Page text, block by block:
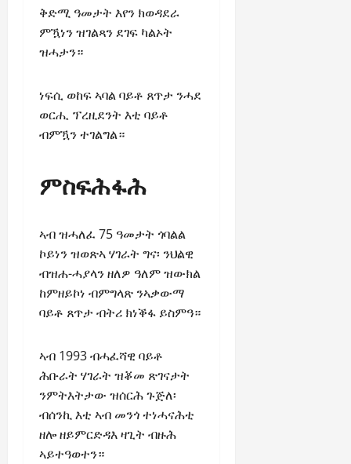
ቅድሚ ዓመታት እየን ክወዳደራ
ምዃነን ዝገልጻን ደገፍ ካልኦት
ዝሓታን።
ነፍሲ ወከፍ ኣባል ባይቶ ጸጥታ ንሓደ
ወርሒ ፕረዚደንት እቲ ባይቶ
ብምዃን ተገልግል።
ምስፍሕፋሕ
ኣብ ዝሓለፈ 75 ዓመታት ጎባልል
ኮይነን ዝወጽኣ ሃገራት ግና፡ ንህልዊ
ብዝሐ-ሓያላን ዘለዎ ዓለም ዝውክል
ከምዘይኮነ ብምግላጽ ንኣቃውማ
ባይቶ ጸጥታ ብትሪ ክነቕፋ ይስምዓ።
ኣብ 1993 ብሓፈሻዊ ባይቶ
ሕቡራት ሃገራት ዝቖመ ጽገናታት
ንምትእትታው ዝሰርሕ ጉጅለ፡
ብሰንኪ እቲ ኣብ መንጎ ተነሓናሕቲ
ዘሎ ዘይምርድዳእ ዛጊት ብዙሕ
ኣይተዓወተን።